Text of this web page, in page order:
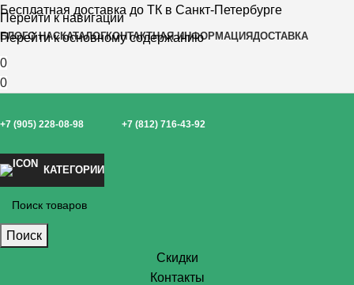
Перейти к навигации
Перейти к основному содержанию
Бесплатная доставка до ТК в Санкт-Петербурге
БЛОГО НАСКАТАЛОГКОНТАКТНАЯ ИНФОРМАЦИЯДОСТАВКА
0
0
+7 (905) 228-08-98 +7 (812) 716-43-92
КАТЕГОРИИ
Поиск
Скидки
Контакты